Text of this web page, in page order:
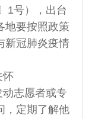
1号），出台
地要按照政策
新冠肺炎疫情
怀
志愿者或专
，定期了解他